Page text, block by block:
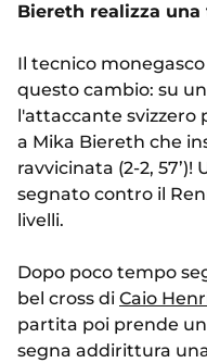
Biereth realizza
Il tecnico
questo cambio: su
l'attaccante svizzero
a Mika Biereth che
ravvicinata (2-2,
segnato contro il
livelli.
Dopo poco tempo
bel cross di Caio
partita poi prende
segna addirittura